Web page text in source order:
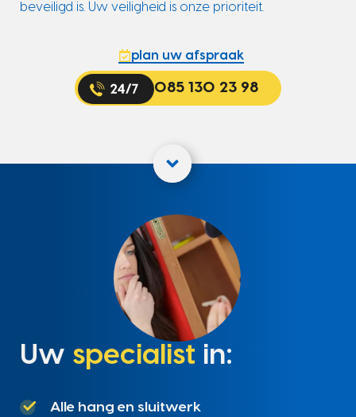
beveiligd is. Uw veiligheid is onze prioriteit.
plan uw afspraak
085 130 23 98
Uw specialist in:
Alle hang en sluitwerk